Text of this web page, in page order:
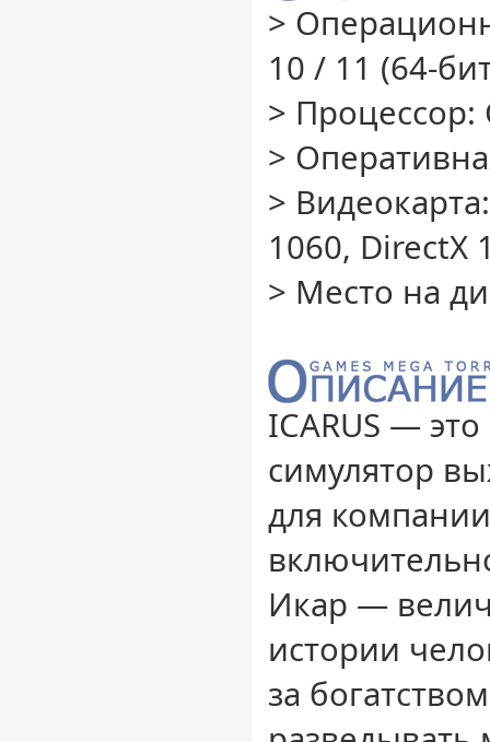
>
10 / 11 (64-
> Процессор:
>
>
1060, DirectX
> Место на
ICARUS —
симулятор
для
Икар —
истории
за